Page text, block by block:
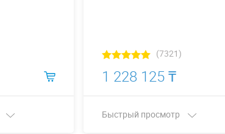
(7321)
1 228 125 ₸
Быстрый просмотр